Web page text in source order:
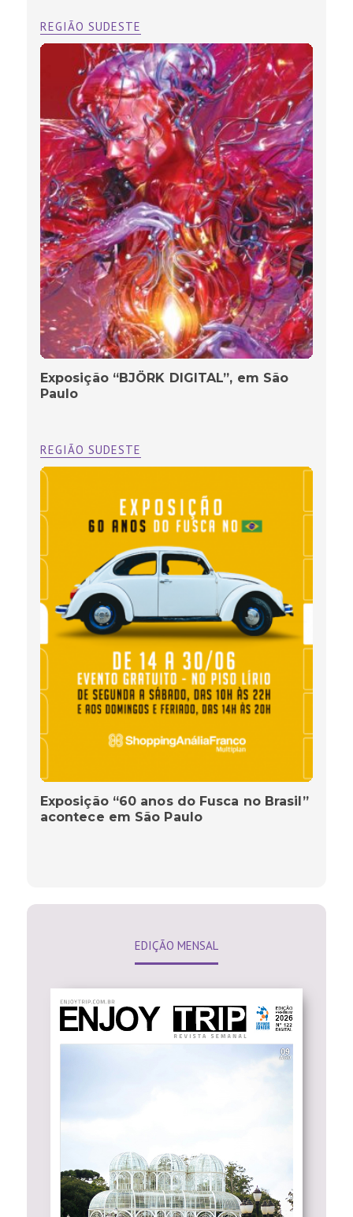
REGIÃO SUDESTE
Exposição “BJÖRK DIGITAL”, em São
Paulo
REGIÃO SUDESTE
Exposição “60 anos do Fusca no Brasil”
acontece em São Paulo
EDIÇÃO MENSAL